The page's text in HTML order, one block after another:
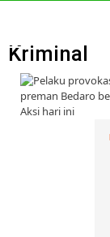
Kriminal